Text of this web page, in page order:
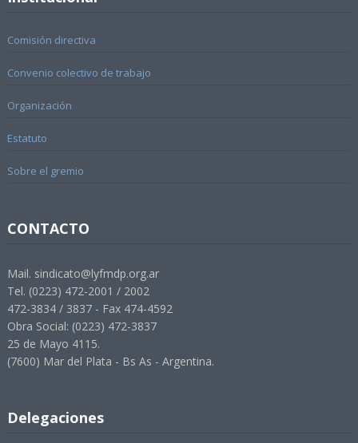
Comisión directiva
Convenio colectivo de trabajo
Organización
Estatuto
Sobre el gremio
CONTACTO
Mail. sindicato@lyfmdp.org.ar
Tel. (0223) 472-2001 / 2002
472-3834 / 3837 - Fax 474-4592
Obra Social: (0223) 472-3837
25 de Mayo 4115.
(7600) Mar del Plata - Bs As - Argentina.
Delegaciones